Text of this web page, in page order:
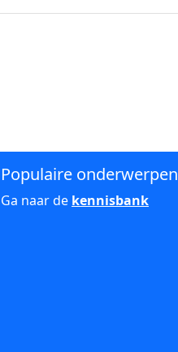
Populaire onderwerpen
Ga naar de kennisbank